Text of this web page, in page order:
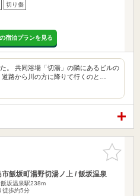
切り傷
宿泊プランを見る
。 共同浴場「切湯」の隣にあるビルの
路から川の方に降りて行くのと…
お気に入
りに追加
飯坂町湯野切湯ノ上 / 飯坂温泉
飯坂温泉駅238m
徒歩約5分